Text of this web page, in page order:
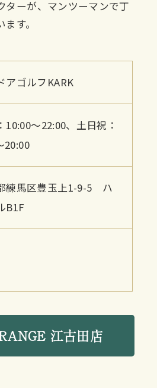
ターが、マンツーマンで丁
す。
アゴルフKARK
10:00～22:00、土日祝：
20:00
練馬区豊玉上1-9-5 ハ
B1F
江古田店